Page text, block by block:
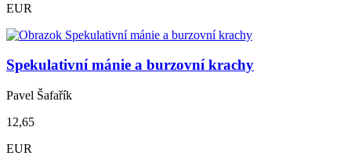
EUR
Spekulativní mánie a burzovní krachy
Pavel Šafařík
12,65
EUR